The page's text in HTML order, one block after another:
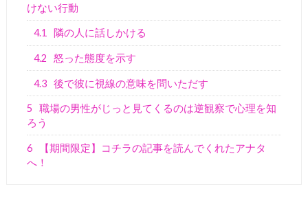
けない行動
4.1 隣の人に話しかける
4.2 怒った態度を示す
4.3 後で彼に視線の意味を問いただす
5
職場の男性がじっと見てくるのは逆観察で心理を知
ろう
6
【期間限定】コチラの記事を読んでくれたアナタ
へ！